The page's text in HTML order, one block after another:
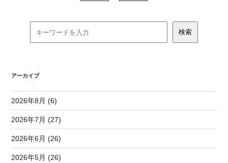
アーカイブ
2026年8月 (6)
2026年7月 (27)
2026年6月 (26)
2026年5月 (26)